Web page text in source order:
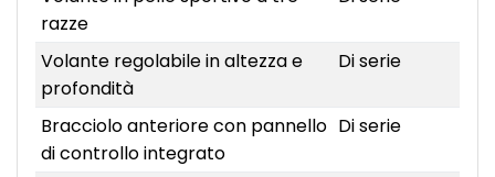
razze
Volante regolabile in altezza e
profondità
Di serie
Bracciolo anteriore con pannello
di controllo integrato
Di serie